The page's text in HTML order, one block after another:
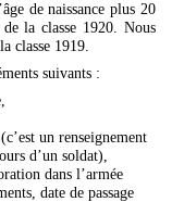
de naissance plus 20
la classe 1920. Nous
classe 1919.
suivants :
un renseignement
d’un soldat),
dans l’armée
date de passage